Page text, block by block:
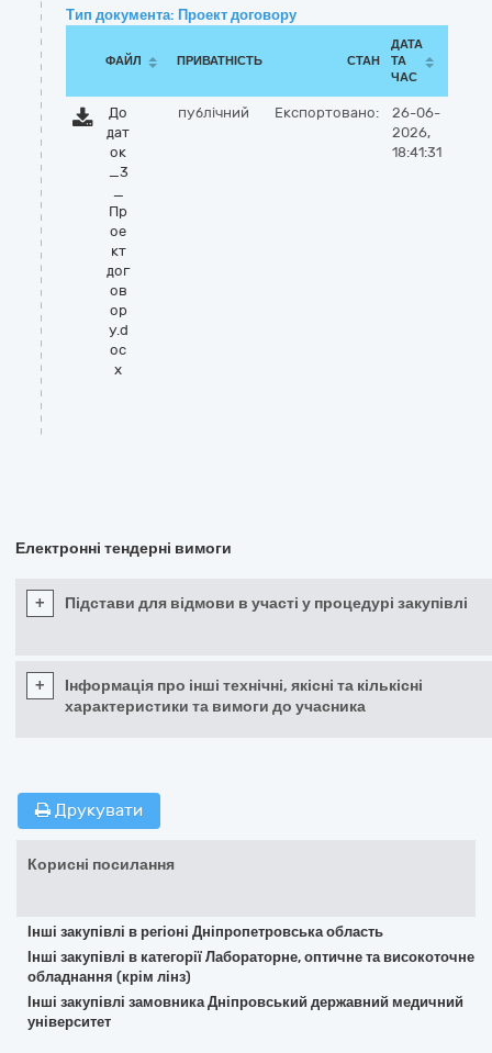
Тип документа: Проект договору
ФАЙЛ ПРИВАТНІСТЬ СТАН
ДАТА
ТА
ЧАС
До
дат
ок
_3
_
Пр
ое
кт
дог
ов
ор
у.d
oc
x
публічний Експортовано:
26-06-
2026,
18:41:31
Електронні тендерні вимоги
+ Підстави для відмови в участі у процедурі закупівлі
+
Інформація про інші технічні, якісні та кількісні
характеристики та вимоги до учасника
Друкувати
Корисні посилання
Інші закупівлі в регіоні Дніпропетровська область
Інші закупівлі в категорії Лабораторне, оптичне та високоточне
обладнання (крім лінз)
Інші закупівлі замовника Дніпровський державний медичний
університет